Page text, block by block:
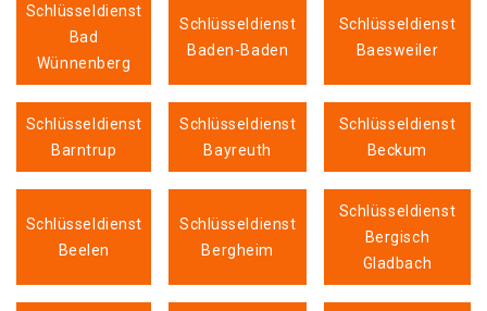
Schlüsseldienst
Bad
Wünnenberg
Schlüsseldienst
Baden-Baden
Schlüsseldienst
Baesweiler
Schlüsseldienst
Barntrup
Schlüsseldienst
Bayreuth
Schlüsseldienst
Beckum
Schlüsseldienst
Beelen
Schlüsseldienst
Bergheim
Schlüsseldienst
Bergisch
Gladbach